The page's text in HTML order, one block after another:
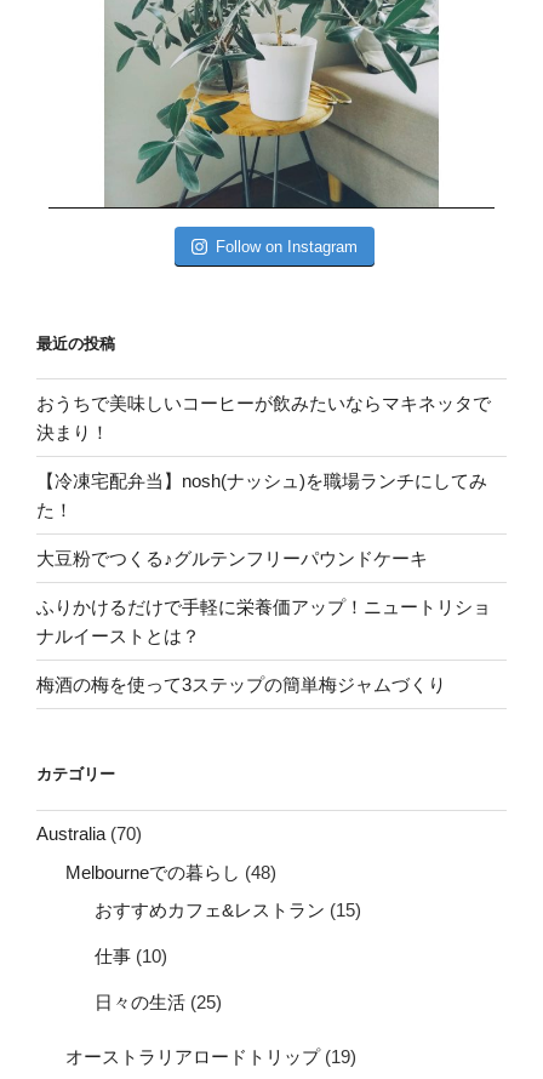
Follow on Instagram
最近の投稿
おうちで美味しいコーヒーが飲みたいならマキネッタで
決まり！
【冷凍宅配弁当】nosh(ナッシュ)を職場ランチにしてみ
た！
大豆粉でつくる♪グルテンフリーパウンドケーキ
ふりかけるだけで手軽に栄養価アップ！ニュートリショ
ナルイーストとは？
梅酒の梅を使って3ステップの簡単梅ジャムづくり
カテゴリー
Australia(70)
Melbourneでの暮らし (48)
おすすめカフェ&レストラン (15)
仕事 (10)
日々の生活 (25)
オーストラリアロードトリップ(19)